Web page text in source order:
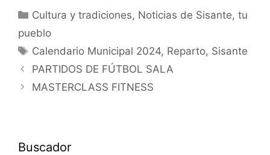
Cultura y tradiciones, Noticias de Sisante, tu
pueblo
Calendario Municipal 2024, Reparto, Sisante
PARTIDOS DE FÚTBOL SALA
MASTERCLASS FITNESS
Buscador